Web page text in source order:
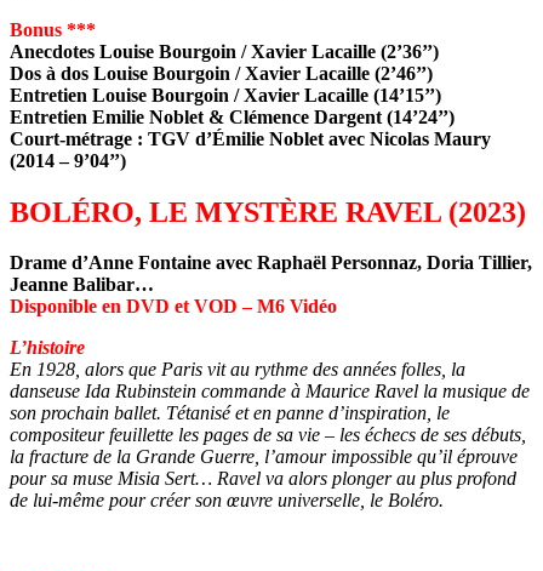
Bonus ***
Anecdotes Louise Bourgoin / Xavier Lacaille (2’36’’)
Dos à dos Louise Bourgoin / Xavier Lacaille (2’46’’)
Entretien Louise Bourgoin / Xavier Lacaille (14’15’’)
Entretien Emilie Noblet & Clémence Dargent (14’24’’)
Court-métrage : TGV d’Émilie Noblet avec Nicolas Maury
(2014 – 9’04’’)
BOLÉRO, LE MYSTÈRE RAVEL (2023)
Drame d’Anne Fontaine avec Raphaël Personnaz, Doria Tillier,
Jeanne Balibar…
Disponible en DVD et VOD – M6 Vidéo
L’histoire
En 1928, alors que Paris vit au rythme des années folles, la
danseuse Ida Rubinstein commande à Maurice Ravel la musique de
son prochain ballet. Tétanisé et en panne d’inspiration, le
compositeur feuillette les pages de sa vie – les échecs de ses débuts,
la fracture de la Grande Guerre, l’amour impossible qu’il éprouve
pour sa muse Misia Sert… Ravel va alors plonger au plus profond
de lui-même pour créer son œuvre universelle, le Boléro.